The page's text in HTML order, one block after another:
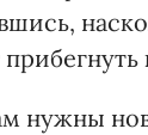
нужны